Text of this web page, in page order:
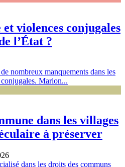
violences conjugales
l’État ?
nombreux manquements dans les
Marion...
dans les villages
à préserver
dans les droits des communs